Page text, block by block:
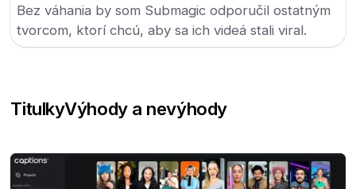
Bez váhania by som Submagic odporučil ostatným
tvorcom, ktorí chcú, aby sa ich videá stali viral.
TitulkyVýhody a nevýhody